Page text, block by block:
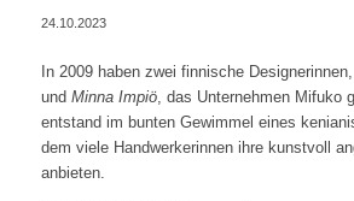
24.10.2023
In 2009 haben zwei finnische Designerinnen,
und Minna Impiö, das Unternehmen Mifuko
entstand im bunten Gewimmel eines
dem viele Handwerkerinnen ihre kunstvoll
anbieten.